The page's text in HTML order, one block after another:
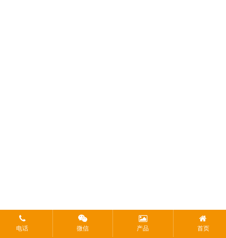
电话 微信 产品 首页